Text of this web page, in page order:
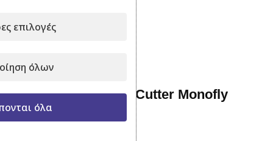
Προσθήκη στο καλάθι
Κιτ Μεσσηνέζα Flash Cutter Monofly
4.5mm – Φ8 40pcs
επιλογές
όλων
όλα